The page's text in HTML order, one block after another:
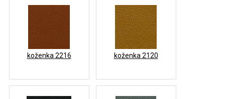
koženka 2216 koženka 2120